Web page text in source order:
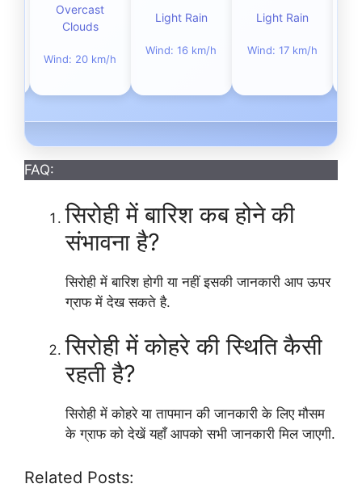
Overcast
Clouds
Wind: 20 km/h
Light Rain
Wind: 16 km/h
Light Rain
Wind: 17 km/h
FAQ:
सिरोही में बारिश कब होने की
संभावना है?
सिरोही में बारिश होगी या नहीं इसकी जानकारी आप ऊपर
ग्राफ में देख सकते है.
सिरोही में कोहरे की स्थिति कैसी
रहती है?
सिरोही में कोहरे या तापमान की जानकारी के लिए मौसम
के ग्राफ को देखें यहाँ आपको सभी जानकारी मिल जाएगी.
Related Posts: